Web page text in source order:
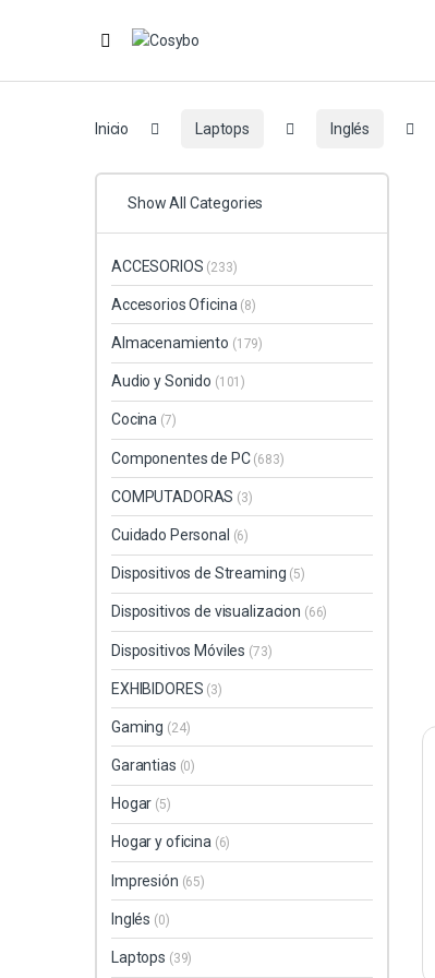
Inicio Laptops Inglés
Show All Categories
ACCESORIOS (233)
Accesorios Oficina (8)
Almacenamiento (179)
Audio y Sonido (101)
Cocina (7)
Componentes de PC (683)
COMPUTADORAS (3)
Cuidado Personal (6)
Dispositivos de Streaming (5)
Dispositivos de visualizacion (66)
Dispositivos Móviles (73)
EXHIBIDORES (3)
Gaming (24)
Garantias (0)
Hogar (5)
Hogar y oficina (6)
Impresión (65)
Inglés (0)
Laptops (39)